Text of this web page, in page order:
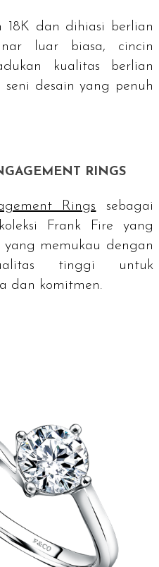
18K dan dihiasi berlian
luar biasa, cincin
kualitas berlian
desain yang penuh
RINGS
Rings sebagai
Frank Fire yang
memukau dengan
tinggi untuk
dan komitmen.